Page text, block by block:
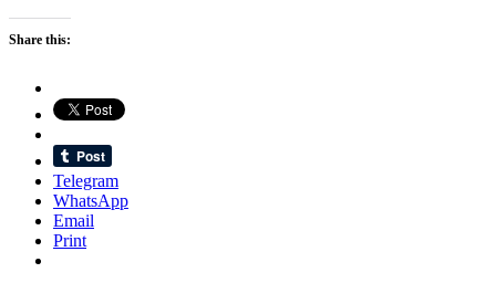
Share this:
Telegram
WhatsApp
Email
Print